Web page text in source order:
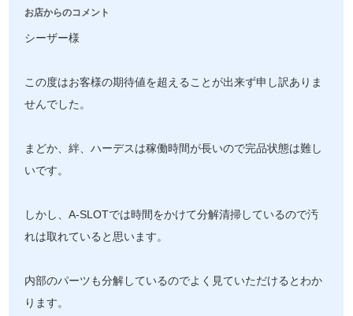
お店からのコメント
シーザー様
この度はお客様の期待値を超えることが出来ず申し訳ありま
せんでした。
まどか、絆、ハーデスは稼働時間が長いので完品状態は難し
いです。
しかし、A-SLOTでは時間をかけて分解清掃しているので汚
れは取れていると思います。
内部のパーツも分解しているのでよく見ていただけるとわか
ります。